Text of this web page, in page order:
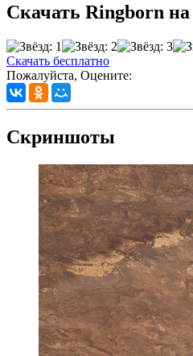
Скачать Ringborn
Скачать бесплатно
Пожалуйста, Оцените:
Скриншоты